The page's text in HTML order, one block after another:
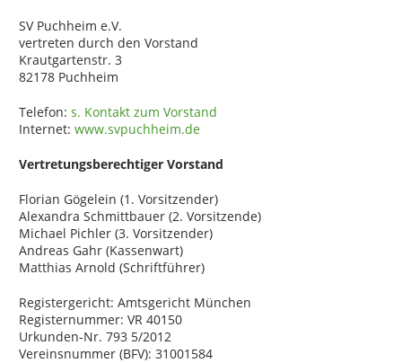
SV Puchheim e.V.
vertreten durch den Vorstand
Krautgartenstr. 3
82178 Puchheim
Telefon:s. Kontakt zum Vorstand
Internet:www.svpuchheim.de
Vertretungsberechtiger Vorstand
Florian Gögelein (1. Vorsitzender)
Alexandra Schmittbauer (2. Vorsitzende)
Michael Pichler (3. Vorsitzender)
Andreas Gahr (Kassenwart)
Matthias Arnold (Schriftführer)
Registergericht: Amtsgericht München
Registernummer: VR 40150
Urkunden-Nr. 793 5/2012
Vereinsnummer (BFV): 31001584